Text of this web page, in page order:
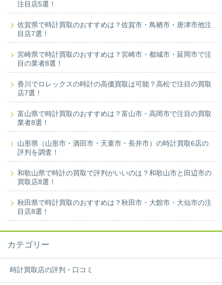
注目店5選！
佐賀県で時計買取のおすすめは？佐賀市・鳥栖市・唐津市他注
目店7選！
宮崎県で時計買取のおすすめは？宮崎市・都城市・延岡市で注
目の業者8選！
香川でロレックスの時計の高価買取は可能？高松で注目の買取
店7選！
富山県で時計買取のおすすめは？富山市・高岡市で注目の買取
業者8選！
山形県（山形市・酒田市・天童市・長井市）の時計買取6店の
評判を調査！
和歌山県で時計の買取で評判がいいのは？和歌山市と田辺市の
買取店8選！
秋田県で時計買取のおすすめは？秋田市・大館市・大仙市の注
目店8選！
カテゴリー
時計買取店の評判・口コミ